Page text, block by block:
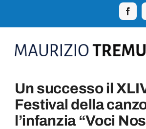
content
Home
Biografia
Un successo il
Festival della
l’infanzia “Voci